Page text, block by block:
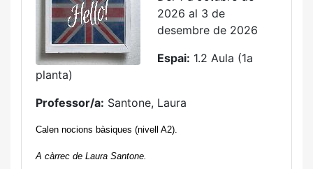
2026 al 3 de
desembre de 2026
Espai: 1.2 Aula (1a
planta)
Professor/a: Santone, Laura
Calen nocions bàsiques (nivell A2).
A càrrec de Laura Santone.